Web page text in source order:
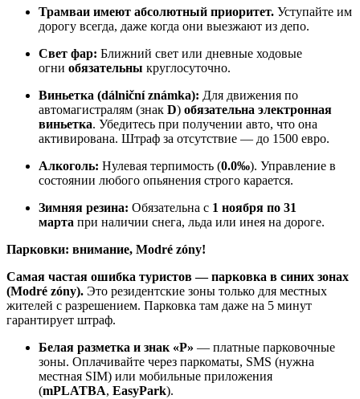
Трамваи имеют абсолютный приоритет. Уступайте им
дорогу всегда, даже когда они выезжают из депо.
Свет фар: Ближний свет или дневные ходовые
огни обязательны круглосуточно.
Виньетка (dálniční známka): Для движения по
автомагистралям (знак D) обязательна электронная
виньетка. Убедитесь при получении авто, что она
активирована. Штраф за отсутствие — до 1500 евро.
Алкоголь: Нулевая терпимость (0.0‰). Управление в
состоянии любого опьянения строго карается.
Зимняя резина: Обязательна с 1 ноября по 31
марта при наличии снега, льда или инея на дороге.
Парковки: внимание, Modré zóny!
Самая частая ошибка туристов — парковка в синих зонах
(Modré zóny). Это резидентские зоны только для местных
жителей с разрешением. Парковка там даже на 5 минут
гарантирует штраф.
Белая разметка и знак «P» — платные парковочные
зоны. Оплачивайте через паркоматы, SMS (нужна
местная SIM) или мобильные приложения
(mPLATBA, EasyPark).